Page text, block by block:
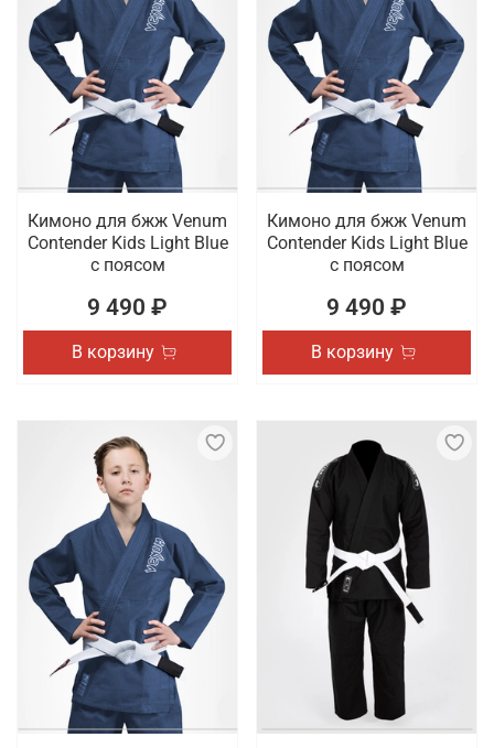
Кимоно для бжж Venum
Contender Kids Light Blue
с поясом
9 490 ₽
В корзину
Кимоно для бжж Venum
Contender Kids Light Blue
с поясом
9 490 ₽
В корзину